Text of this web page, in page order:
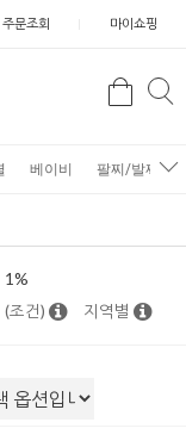
주문조회 마이쇼핑
검
베이비 팔찌/발찌
1%
(조건) 지역별